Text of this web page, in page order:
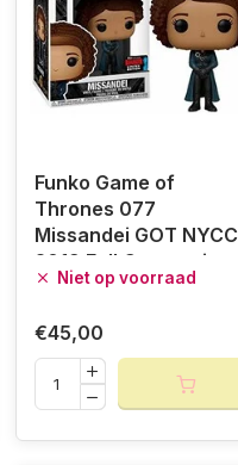
Funko Game of
Thrones 077
Missandei GOT NYCC
2019 Fall Convention
Niet op voorraad
€45,00